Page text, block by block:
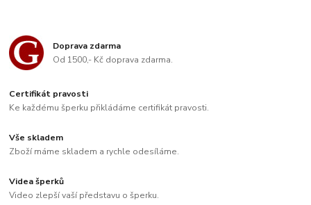
Doprava zdarma
Od 1500,- Kč doprava zdarma.
Certifikát pravosti
Ke každému šperku přikládáme certifikát pravosti.
Vše skladem
Zboží máme skladem a rychle odesíláme.
Videa šperků
Video zlepší vaší představu o šperku.